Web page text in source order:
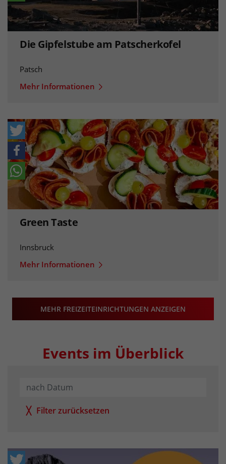
Die Gipfelstube am Patscherkofel
Patsch
Mehr Informationen
Green Taste
Innsbruck
Mehr Informationen
MEHR FREIZEITEINRICHTUNGEN ANZEIGEN
Events im Überblick
Datum
Filter zurücksetzen